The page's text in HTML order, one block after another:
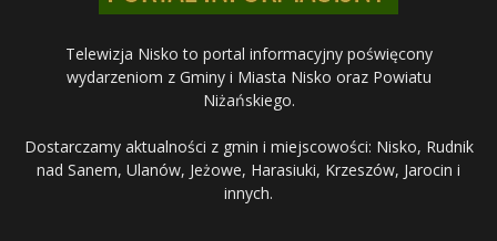
Telewizja Nisko to portal informacyjny poświęcony
wydarzeniom z Gminy i Miasta Nisko oraz Powiatu
Niżańskiego.
Dostarczamy aktualności z gmin i miejscowości: Nisko, Rudnik
nad Sanem, Ulanów, Jeżowe, Harasiuki, Krzeszów, Jarocin i
innych.